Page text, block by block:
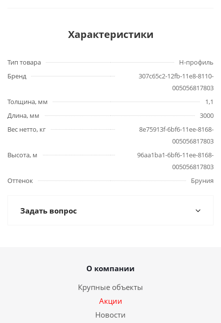
Характеристики
Тип товара
H-профиль
Бренд
307c65c2-12fb-11e8-8110-
005056817803
Толщина, мм
1,1
Длина, мм
3000
Вес нетто, кг
8e75913f-6bf6-11ee-8168-
005056817803
Высота, м
96aa1ba1-6bf6-11ee-8168-
005056817803
Оттенок
Бруния
Задать вопрос
О компании
Крупные объекты
Акции
Новости